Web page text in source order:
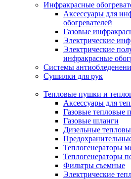
Инфракрасные
Аксессуары для
обогревателей
Газовые
Электрические
Электрические
инфракрасные
Системы
Сушилки для рук
Тепловые пушки и
Аксессуары для
Газовые тепловые
Газовые шланги
Дизельные
Теплогенераторы
Теплогенераторы
Фильтры съемные
Электрические